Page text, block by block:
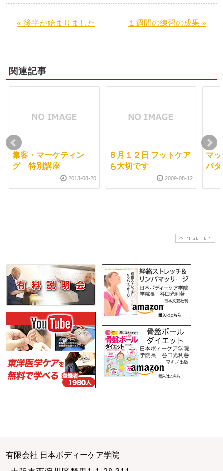
« 後半が始まりました １週間の練習の成果 »
関連記事
集客・マーケティン
グ 特別講座
2013-08-20
８月１２日 フットケア
も大切です
2009-08-12
マ
パ
PAGE TOP
有限会社 日本ボディーケア学院